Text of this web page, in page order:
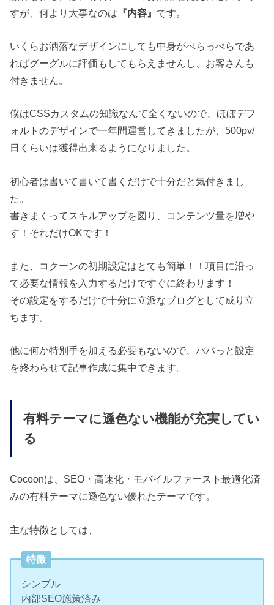
すが、何より大事なのは 『内容』 です。
いくらお洒落なデザインにしても中身がぺらっぺらであ
ればグーグルに評価もしてもらえませんし、お客さんも
付きません。
僕はCSSカスタムの知識なんて全くないので、ほぼデフ
ォルトのデザインで一年間運営してきましたが、500pv/
日くらいは獲得出来るようになりました。
初心者は書いて書いて書くだけで十分だと気付きまし
た。
書きまくってスキルアップを図り、コンテンツ量を増や
す！それだけOKです！
また、コクーンの初期設定はとても簡単！！項目に沿っ
て必要な情報を入力するだけですぐに終わります！
その設定をするだけで十分に立派なブログとして成り立
ちます。
他に何か特別手を加える必要もないので、パパっと設定
を終わらせて記事作成に集中できます。
有料テーマに遜色ない機能が充実してい
る
Cocoonは、SEO・高速化・モバイルファースト最適化済
みの有料テーマに遜色ない優れたテーマです。
主な特徴としては、
特徴
シンプル
内部SEO施策済み